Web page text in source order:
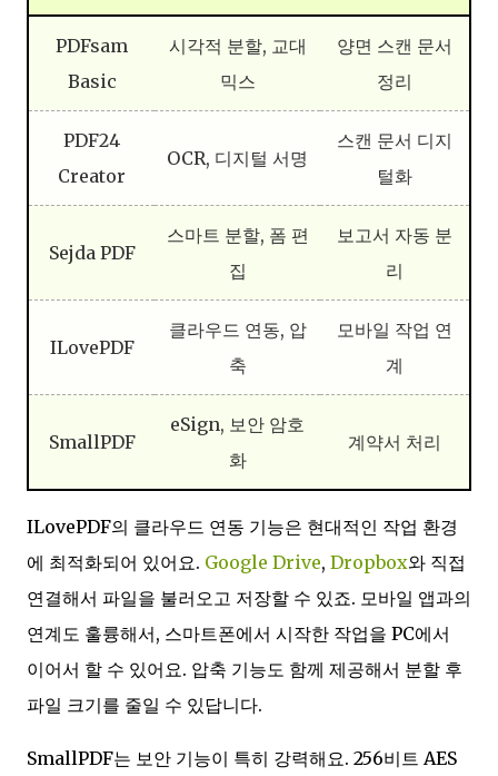
PDFsam
Basic
시각적 분할, 교대
믹스
양면 스캔 문서
정리
PDF24
Creator
OCR, 디지털 서명
스캔 문서 디지
털화
Sejda PDF
스마트 분할, 폼 편
집
보고서 자동 분
리
ILovePDF
클라우드 연동, 압
축
모바일 작업 연
계
SmallPDF
eSign, 보안 암호
화
계약서 처리
ILovePDF의 클라우드 연동 기능은 현대적인 작업 환경
에 최적화되어 있어요. Google Drive, Dropbox와 직접
연결해서 파일을 불러오고 저장할 수 있죠. 모바일 앱과의
연계도 훌륭해서, 스마트폰에서 시작한 작업을 PC에서
이어서 할 수 있어요. 압축 기능도 함께 제공해서 분할 후
파일 크기를 줄일 수 있답니다.
SmallPDF는 보안 기능이 특히 강력해요. 256비트 AES